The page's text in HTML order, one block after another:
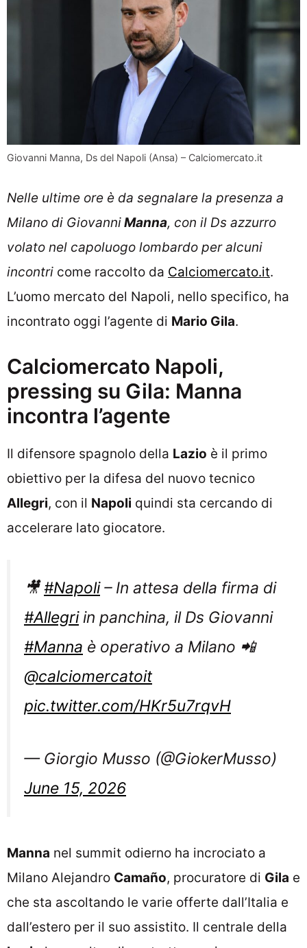
Giovanni Manna, Ds del Napoli (Ansa) – Calciomercato.it
Nelle ultime ore è da segnalare la presenza a
Milano di GiovanniManna, con il Ds azzurro
volato nel capoluogo lombardo per alcuni
incontri come raccolto da Calciomercato.it.
L’uomo mercato del Napoli, nello specifico, ha
incontrato oggi l’agente di Mario Gila.
Calciomercato Napoli,
pressing su Gila: Manna
incontra l’agente
Il difensore spagnolo della Lazio è il primo
obiettivo per la difesa del nuovo tecnico
Allegri, con il Napoli quindi sta cercando di
accelerare lato giocatore.
🎥#Napoli– In attesa della firma di
#Allegriin panchina, il Ds Giovanni
#Manna è operativo a Milano 📲
@calciomercatoit
pic.twitter.com/HKr5u7rqvH
— Giorgio Musso (@GiokerMusso)
June 15, 2026
Manna nel summit odierno ha incrociato a
Milano Alejandro Camaño, procuratore di Gila e
che sta ascoltando le varie offerte dall’Italia e
dall’estero per il suo assistito. Il centrale della